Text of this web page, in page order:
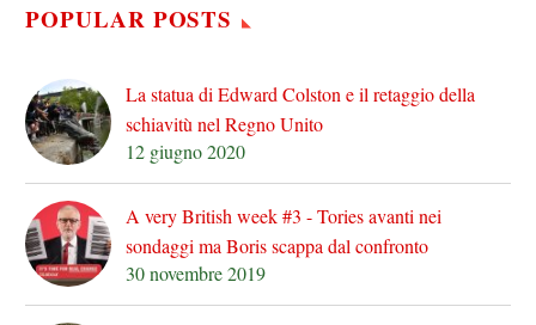
POPULAR POSTS
La statua di Edward Colston e il retaggio della
schiavitù nel Regno Unito
12 giugno 2020
A very British week #3 - Tories avanti nei
sondaggi ma Boris scappa dal confronto
30 novembre 2019